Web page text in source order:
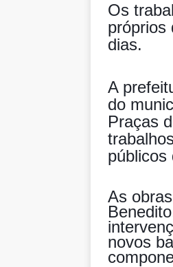
Os
próprios
dias.
A
do
Praças
públicos
As
novos